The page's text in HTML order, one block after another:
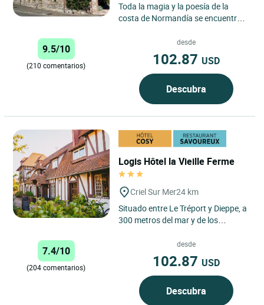
Toda la magia y la poesía de la
costa de Normandía se encuentra a
parque de esta antigua...
9.5/10
(210 comentarios)
desde
102.87 USD
Descubra
Logis Hôtel la Vieille Ferme
Criel Sur Mer24 km
Situado entre Le Tréport y Dieppe, a
300 metros del mar y de los
hospedería de la...
7.4/10
(204 comentarios)
desde
102.87 USD
Descubra